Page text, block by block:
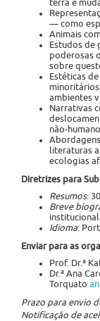
terra e
— como
Animais
Estudos de
poderosas
sobre
Estéticas
ambientes
Narrativas
não-
literaturas
ecologias
Diretrizes para
Resumos:
Breve
Idioma:
Enviar para as
Prof. Dr.ª
Dr.ª Ana
Torquato
Prazo para envio
Notificação de